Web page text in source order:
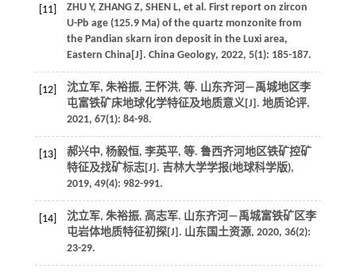
[11] ZHU Y, ZHANG Z, SHEN L, et al . First report on zircon
U-Pb age (125.9 Ma) of the quartz monzonite from
the Pandian skarn iron deposit in the Luxi area,
Eastern China[J]. China Geology, 2022, 5(1): 185-187.
[12] 沈立军, 朱裕振, 王怀洪, 等. 山东齐河—禹城地区李
屯富铁矿床地球化学特征及地质意义[J]. 地质论评,
2021, 67(1): 84-98.
[13] 郝兴中, 杨毅恒, 李英平, 等. 鲁西齐河地区铁矿控矿
特征及找矿标志[J]. 吉林大学学报(地球科学版),
2019, 49(4): 982-991.
[14]
沈立军, 朱裕振, 高志军. 山东齐河—禹城富铁矿区李
屯岩体地质特征初探[J]. 山东国土资源, 2020, 36(2):
23-29.